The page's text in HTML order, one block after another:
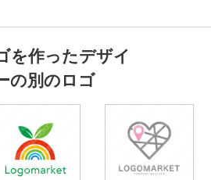
を作ったデザイ
の別のロゴ